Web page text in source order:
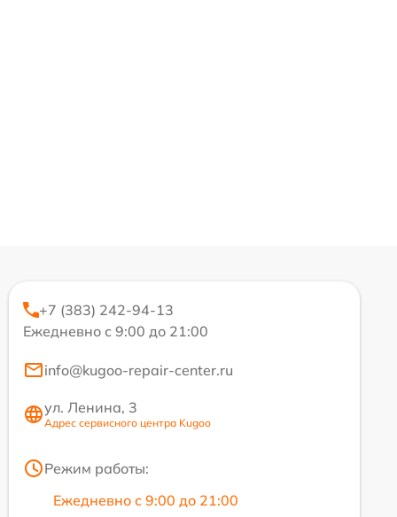
+7 (383) 242-94-13
Ежедневно с 9:00 до 21:00
info@kugoo-repair-center.ru
ул. Ленина, 3
Адрес сервисного центра Kugoo
Режим работы:
Ежедневно с 9:00 до 21:00